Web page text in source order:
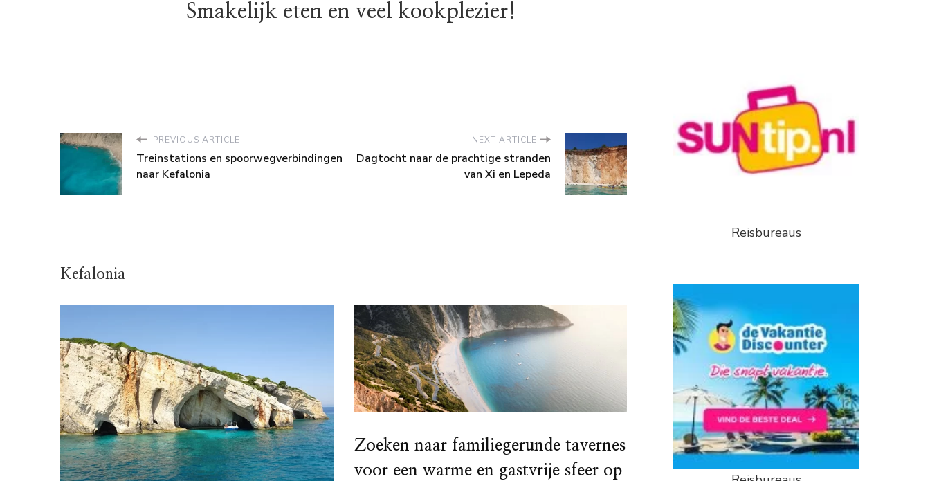
Smakelijk eten en veel kookplezier!
PREVIOUS ARTICLE
Treinstations en spoorwegverbindingen
naar Kefalonia
NEXT ARTICLE
Dagtocht naar de prachtige stranden
van Xi en Lepeda
Kefalonia
Zoeken naar familiegerunde tavernes
voor een warme en gastvrije sfeer op
Reisbureaus